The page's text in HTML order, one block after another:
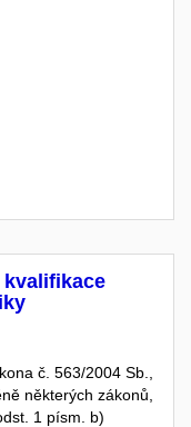
č. 563/2004 Sb.,
některých zákonů,
1 písm. b)